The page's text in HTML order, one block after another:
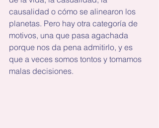
causalidad o cómo se alinearon los
planetas. Pero hay otra categoría de
motivos, una que pasa agachada
porque nos da pena admitirlo, y es
que a veces somos tontos y tomamos
malas decisiones.